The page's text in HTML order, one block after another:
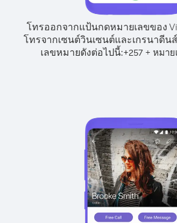
โทรออกจากแป้นกดหมายเลขของ
โทรจากเซนต์วินเซนต์และเกรนาดีน
เลขหมายดังต่อไปนี้:+257+ หมาย